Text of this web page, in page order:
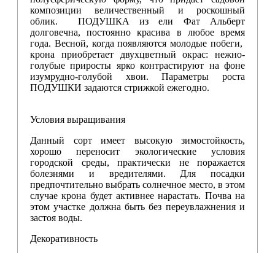
композиции величественный и роскошный
облик. ПОДУШКА из ели Фат Альберт
долговечна, постоянно красива в любое время
года. Весной, когда появляются молодые побеги,
крона приобретает двухцветный окрас: нежно-
голубые приросты ярко контрастируют на фоне
изумрудно-голубой хвои. Параметры роста
ПОДУШКИ задаются стрижкой ежегодно.
Условия выращивания
Данный сорт имеет высокую зимостойкость,
хорошо переносит экологические условия
городской среды, практически не поражается
болезнями и вредителями. Для посадки
предпочтительно выбрать солнечное место, в этом
случае крона будет активнее нарастать. Почва на
этом участке должна быть без переувлажнения и
застоя воды.
Декоративность